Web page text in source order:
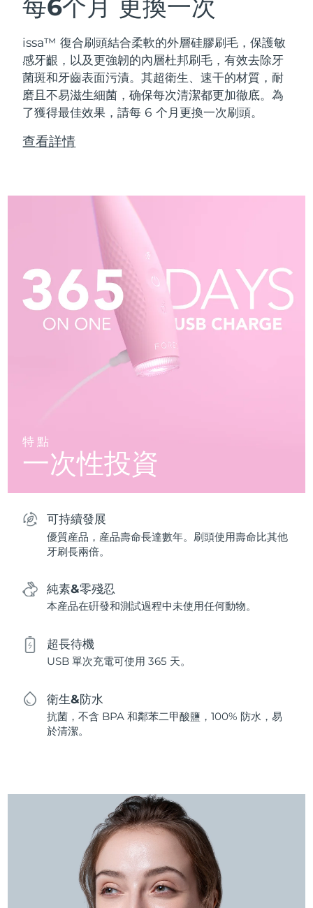
每6个月 更換一次
issa™ 復合刷頭結合柔軟的外層硅膠刷毛，保護敏
感牙齦，以及更強韌的內層杜邦刷毛，有效去除牙
菌斑和牙齒表面污漬。其超衛生、速干的材質，耐
磨且不易滋生細菌，确保每次清潔都更加徹底。為
了獲得最佳效果，請每 6 个月更換一次刷頭。
查看詳情
特點
一次性投資
可持續發展
優質産品，産品壽命長達數年。刷頭使用壽命比其他
牙刷長兩倍。
純素&零殘忍
本産品在硏發和測試過程中未使用任何動物。
超長待機
USB 單次充電可使用 365 天。
衛生&防水
抗菌，不含 BPA 和鄰苯二甲酸鹽，100% 防水，易
於清潔。